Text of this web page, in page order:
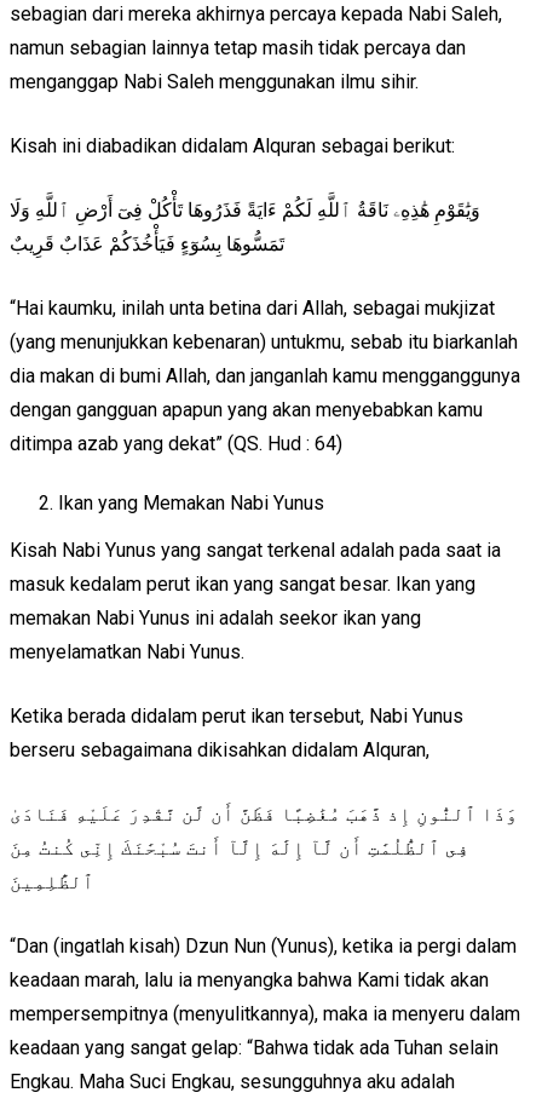
sebagian dari mereka akhirnya percaya kepada Nabi Saleh,
namun sebagian lainnya tetap masih tidak percaya dan
menganggap Nabi Saleh menggunakan ilmu sihir.
Kisah ini diabadikan didalam Alquran sebagai berikut:
وَيَٰقَوْمِ هَٰذِهِۦ نَاقَةُ ٱللَّهِ لَكُمْ ءَايَةً فَذَرُوهَا تَأْكُلْ فِىٓ أَرْضِ ٱللَّهِ وَلَا
تَمَسُّوهَا بِسُوٓءٍ فَيَأْخُذَكُمْ عَذَابٌ قَرِيبٌ
“Hai kaumku, inilah unta betina dari Allah, sebagai mukjizat
(yang menunjukkan kebenaran) untukmu, sebab itu biarkanlah
dia makan di bumi Allah, dan janganlah kamu mengganggunya
dengan gangguan apapun yang akan menyebabkan kamu
ditimpa azab yang dekat” (QS. Hud : 64)
Ikan yang Memakan Nabi Yunus
Kisah Nabi Yunus yang sangat terkenal adalah pada saat ia
masuk kedalam perut ikan yang sangat besar. Ikan yang
memakan Nabi Yunus ini adalah seekor ikan yang
menyelamatkan Nabi Yunus.
Ketika berada didalam perut ikan tersebut, Nabi Yunus
berseru sebagaimana dikisahkan didalam Alquran,
وَذَا ٱلنُّونِ إِذ ذَّهَبَ مُغَٰضِبًا فَظَنَّ أَن لَّن نَّقْدِرَ عَلَيْهِ فَنَادَىٰ
فِى ٱلظُّلُمَٰتِ أَن لَّآ إِلَٰهَ إِلَّآ أَنتَ سُبْحَٰنَكَ إِنِّى كُنتُ مِنَ
ٱلظَّٰلِمِينَ
“Dan (ingatlah kisah) Dzun Nun (Yunus), ketika ia pergi dalam
keadaan marah, lalu ia menyangka bahwa Kami tidak akan
mempersempitnya (menyulitkannya), maka ia menyeru dalam
keadaan yang sangat gelap: “Bahwa tidak ada Tuhan selain
Engkau. Maha Suci Engkau, sesungguhnya aku adalah